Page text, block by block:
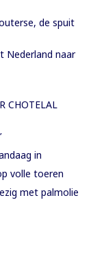
de spuit
Nederland naar
CHOTELAL
in
volle toeren
met palmolie